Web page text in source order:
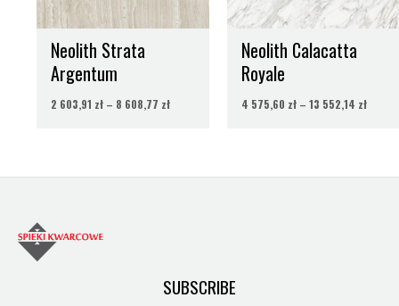
Neolith Strata
Argentum
2 603,91 zł – 8 608,77 zł
Neolith Calacatta
Royale
4 575,60 zł – 13 552,14 zł
SUBSCRIBE